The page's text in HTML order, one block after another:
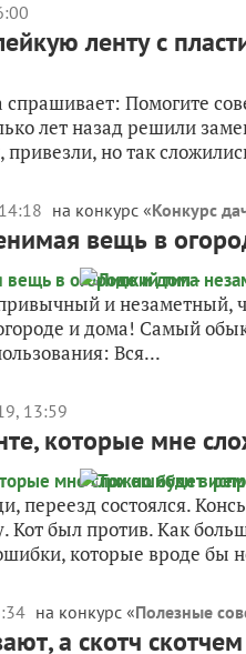
ленту с
Помогите
лет назад решили
но так
на конкурс «Конкурс
вещь в
и незаметный,
и дома! Самый
Вся...
13:59
которые мне
переезд состоялся.
Кот был против. Как
которые вроде бы
на конкурс «Полезные
а скотч